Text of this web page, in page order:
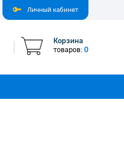
Личный кабинет
Корзина
товаров: 0